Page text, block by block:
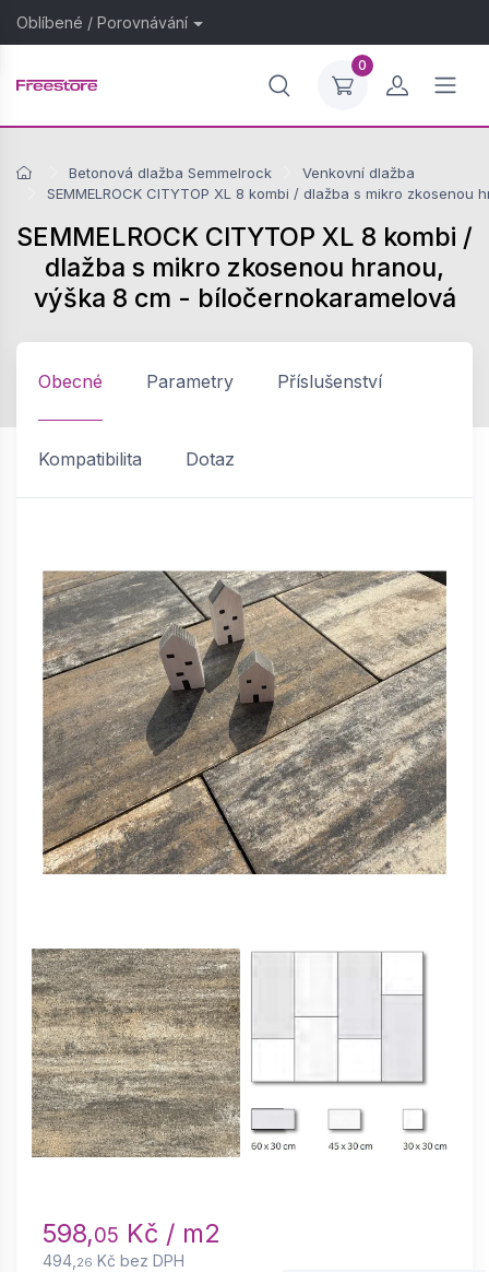
Oblíbené / Porovnávání
0
Betonová dlažba Semmelrock
Venkovní dlažba
SEMMELROCK CITYTOP XL 8 kombi / dlažba s mikro
SEMMELROCK CITYTOP XL 8 kombi /
dlažba s mikro zkosenou hranou,
výška 8 cm - bíločernokaramelová
Obecné Parametry Příslušenství
Kompatibilita Dotaz
598,05 Kč / m2
494, 26 Kč bez DPH